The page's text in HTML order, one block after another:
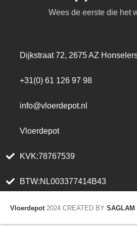
Wees de eerste die het
Dijkstraat 72, 2675 AZ
+31(0) 61 126 97 98
info@vloerdepot.nl
Vloerdepot
KVK:78767539
BTW:NL003377414B43
Vloerdepot 2024 CREATED BY SAGLAM